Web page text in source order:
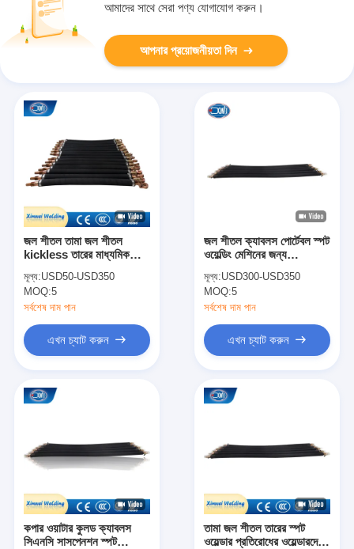
আমাদের সাথে সেরা পণ্য যোগাযোগ করুন।
আপনার প্রয়োজনীয়তা দিন
জল শীতল তামা জল শীতল
kickless তারের মাধ্যমিক
মূল্য:USD50-USD350
MOQ:5
সর্বশেষ দাম পান
এখন চ্যাট করুন
জল শীতল ক্যাবলস পোর্টেবল স্পট
ওয়েল্ডিং মেশিনের জন্য
মূল্য:USD300-USD350
MOQ:5
সর্বশেষ দাম পান
এখন চ্যাট করুন
কপার ওয়াটার কুলড ক্যাবলস
সিএনসি সাসপেনশন স্পট
তামা জল শীতল তারের স্পট
ওয়েল্ডার প্রতিরোধের ওয়েল্ডারদের